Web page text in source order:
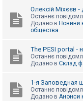
Олексій Міхєєв -
Останнє
Додано в Новини
общества
The PESI portal -
Останнє
Додано в Склад
1-я Заповедная
Останнє
Додано в Анонси